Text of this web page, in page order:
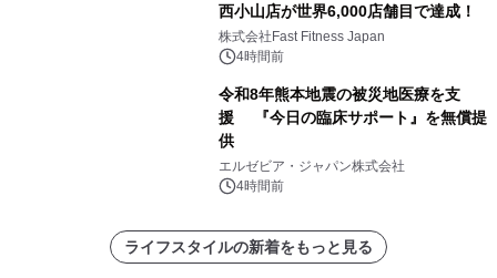
西小山店が世界6,000店舗目で達成！
株式会社Fast Fitness Japan
4時間前
令和8年熊本地震の被災地医療を支
援 『今日の臨床サポート』を無償提
供
エルゼビア・ジャパン株式会社
4時間前
ライフスタイルの新着をもっと見る